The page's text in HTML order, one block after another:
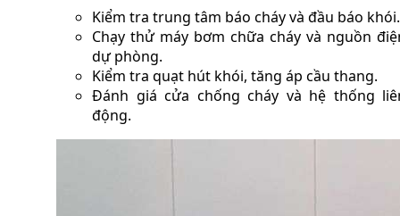
Kiểm tra trung tâm báo cháy và đầu báo khói.
Chạy thử máy bơm chữa cháy và nguồn
dự phòng.
Kiểm tra quạt hút khói, tăng áp cầu thang.
Đánh giá cửa chống cháy và hệ thống
động.